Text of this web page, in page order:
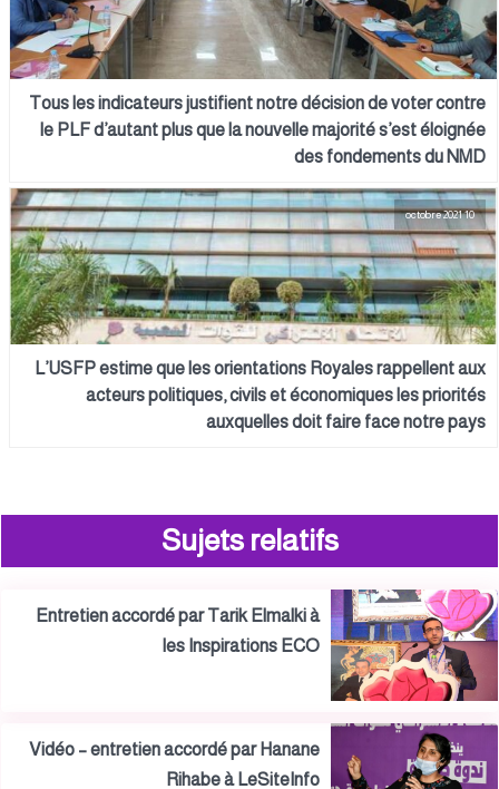
Tous les indicateurs justifient notre décision de voter contre
le PLF d’autant plus que la nouvelle majorité s’est éloignée
des fondements du NMD
10 octobre 2021
L’USFP estime que les orientations Royales rappellent aux
acteurs politiques, civils et économiques les priorités
auxquelles doit faire face notre pays
Sujets relatifs
Entretien accordé par Tarik Elmalki à
les Inspirations ECO
Vidéo – entretien accordé par Hanane
Rihabe à LeSiteInfo